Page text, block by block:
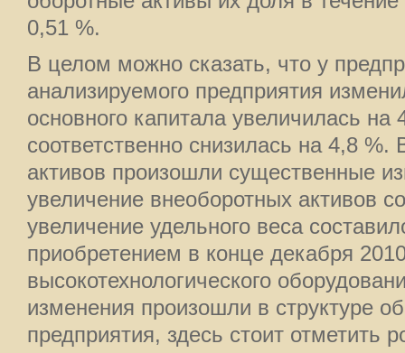
0,51 %.
В целом можно сказать, что у
анализируемого предприятия
основного капитала увеличилась на
соответственно снизилась на 4,8 %.
активов произошли существенные
увеличение внеоборотных активов
увеличение удельного веса
приобретением в конце декабря
высокотехнологического
изменения произошли в структуре
предприятия, здесь стоит отметить